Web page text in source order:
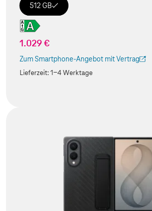
512 GB
1.029 €
Zum Smartphone-Angebot mit Vertrag
(Der Link wird in einem neuen Tab geöffnet)
Lieferzeit:1-4 Werktage